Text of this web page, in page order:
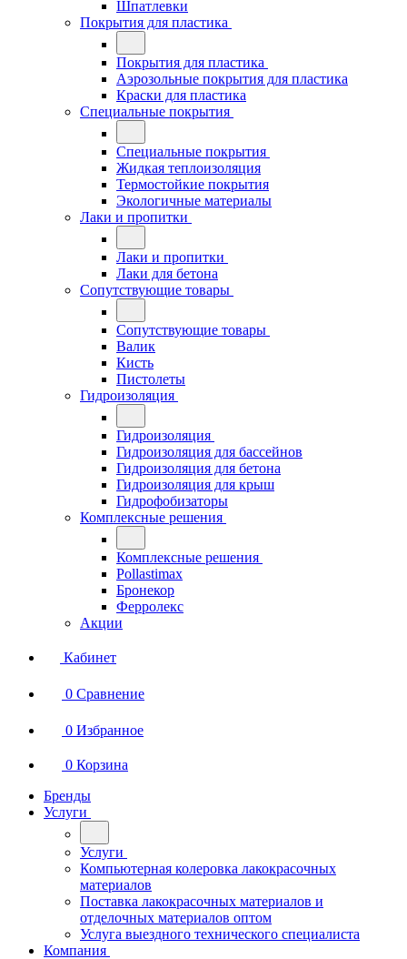
Шпатлевки
Покрытия для пластика
Покрытия для пластика
Аэрозольные покрытия для пластика
Краски для пластика
Специальные покрытия
Специальные покрытия
Жидкая теплоизоляция
Термостойкие покрытия
Экологичные материалы
Лаки и пропитки
Лаки и пропитки
Лаки для бетона
Сопутствующие товары
Сопутствующие товары
Валик
Кисть
Пистолеты
Гидроизоляция
Гидроизоляция
Гидроизоляция для бассейнов
Гидроизоляция для бетона
Гидроизоляция для крыш
Гидрофобизаторы
Комплексные решения
Комплексные решения
Pollastimax
Бронекор
Ферролекс
Акции
Кабинет
0 Сравнение
0 Избранное
0 Корзина
Бренды
Услуги
Услуги
Компьютерная колеровка лакокрасочных
материалов
Поставка лакокрасочных материалов и
отделочных материалов оптом
Услуга выездного технического специалиста
Компания